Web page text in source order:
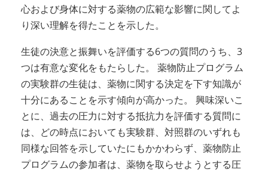
心および身体に対する薬物の広範な影響に関してよ
り深い理解を得たことを示した。
生徒の決意と振舞いを評価する6つの質問のうち、3
つは有意な変化をもたらした。 薬物防止プログラム
の実験群の生徒は、薬物に関する決定を下す知識が
十分にあることを示す傾向が高かった。 興味深いこ
とに、過去の圧力に対する抵抗力を評価する質問に
は、どの時点においても実験群、対照群のいずれも
同様な回答を示していたにもかかわらず、薬物防止
プログラムの参加者は、薬物を取らせようとする圧